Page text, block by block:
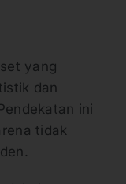
yang
dan
ini
tidak